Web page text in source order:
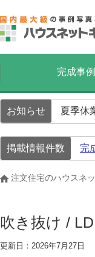
完成事
お知らせ 夏季休
掲載情報件数 完
注文住宅のハウスネ
吹き抜け /
更新日：2026年7月27日